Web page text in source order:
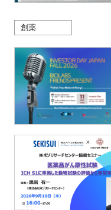
創薬